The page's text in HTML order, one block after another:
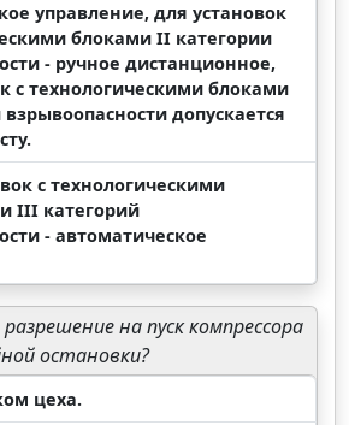
управление, для установок
блоками II категории
- ручное дистанционное,
с технологическими блоками
допускается
с технологическими
III категорий
- автоматическое
на пуск компрессора
остановки?
цеха.